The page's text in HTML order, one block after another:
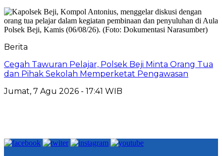
Berita
Cegah Tawuran Pelajar, Polsek Beji Minta Orang Tua
dan Pihak Sekolah Memperketat Pengawasan
Jumat, 7 Agu 2026 - 17:41 WIB